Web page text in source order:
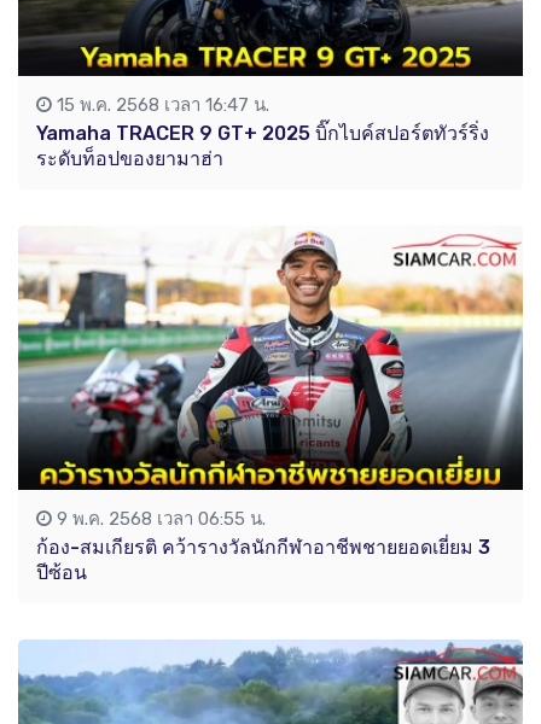
15 พ.ค. 2568 เวลา 16:47 น.
Yamaha TRACER 9 GT+ 2025 บิ๊กไบค์สปอร์ตทัวร์ริ่ง
ระดับท็อปของยามาฮ่า
9 พ.ค. 2568 เวลา 06:55 น.
ก้อง-สมเกียรติ คว้ารางวัลนักกีฬาอาชีพชายยอดเยี่ยม 3
ปีซ้อน